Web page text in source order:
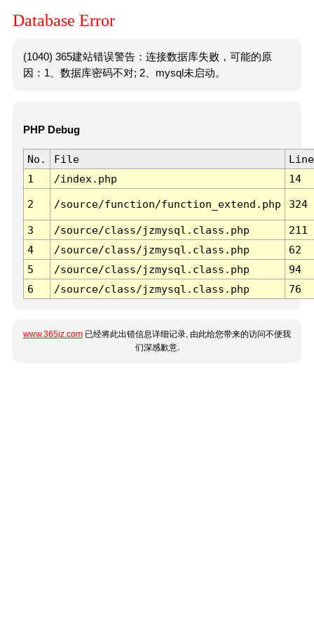
Database Error
(1040) 365建站错误警告：连接数据库失败，可能的原
因：1、数据库密码不对; 2、mysql未启动。
PHP Debug
No. File
Line
1
/index.php 14
2 /source/function/function_extend.php 324
3 /source/class/jzmysql.class.php
211
4
/source/class/jzmysql.class.php
62
5
/source/class/jzmysql.class.php
94
6
/source/class/jzmysql.class.php 76
www.365jz.com 已经将此出错信息详细记录, 由此给您带来的访问不便我
们深感歉意.